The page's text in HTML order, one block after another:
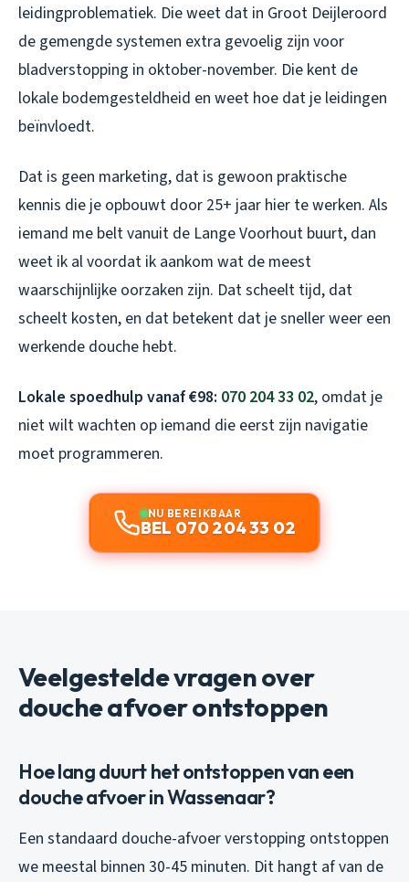
leidingproblematiek. Die weet dat in Groot Deijleroord
de gemengde systemen extra gevoelig zijn voor
bladverstopping in oktober-november. Die kent de
lokale bodemgesteldheid en weet hoe dat je leidingen
beïnvloedt.
Dat is geen marketing, dat is gewoon praktische
kennis die je opbouwt door 25+ jaar hier te werken. Als
iemand me belt vanuit de Lange Voorhout buurt, dan
weet ik al voordat ik aankom wat de meest
waarschijnlijke oorzaken zijn. Dat scheelt tijd, dat
scheelt kosten, en dat betekent dat je sneller weer een
werkende douche hebt.
Lokale spoedhulp vanaf €98: 070 204 33 02, omdat je
niet wilt wachten op iemand die eerst zijn navigatie
moet programmeren.
NU BEREIKBAAR
BEL 070 204 33 02
Veelgestelde vragen over
douche afvoer ontstoppen
Hoe lang duurt het ontstoppen van een
douche afvoer in Wassenaar?
Een standaard douche-afvoer verstopping ontstoppen
we meestal binnen 30-45 minuten. Dit hangt af van de